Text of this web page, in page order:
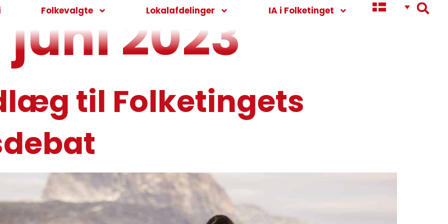
Folkevalgte Lokalafdelinger IA i Folketinget
juni 2023
til Folketingets